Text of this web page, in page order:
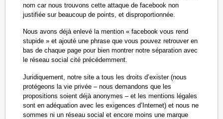
nom car nous trouvons cette attaque de facebook non
justifiée sur beaucoup de points, et disproportionnée.
Nous avons déjà enlevé la mention « facebook vous rend
stupide » et ajouté une phrase que vous pouvez retrouver en
bas de chaque page pour bien montrer notre séparation avec
le réseau social cité précédemment.
Juridiquement, notre site a tous les droits d’exister (nous
protégeons la vie privée – nous demandons que les
propositions soient déjà anonymes – et les mentions légales
sont en adéquation avec les exigences d’Internet) et nous ne
sommes ni un réseau social et encore moins une marque